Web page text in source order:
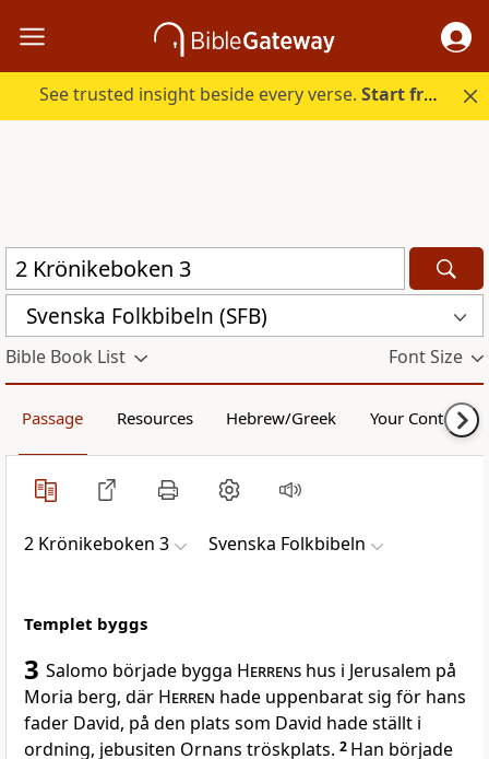
See trusted insight beside every verse.Start free.
Svenska Folkbibeln (SFB)
Bible Book List Font Size
Passage Resources Hebrew/Greek Your Content
2 Krönikeboken 3 Svenska Folkbibeln
Templet byggs
3 Salomo började bygga Herrens hus i Jerusalem på
Moria berg, där Herren hade uppenbarat sig för hans
fader David, på den plats som David hade ställt i
ordning, jebusiten Ornans tröskplats. 2 Han började